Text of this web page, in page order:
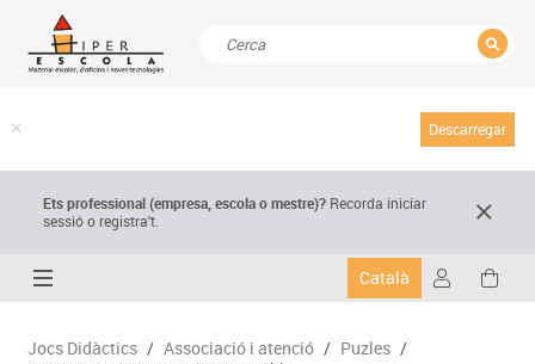
Descarregar
Ets professional (empresa,escola o mestre)? Recorda iniciar
sessió o registra't.
Català
Jocs Didàctics / Associació i atenció / Puzles /